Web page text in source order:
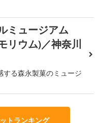
ミュージアム
リウム)／神奈川
する森永製菓のミュージ
トランキング